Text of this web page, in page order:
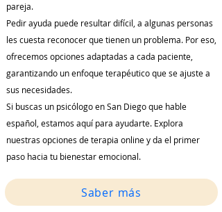
pareja.
Pedir ayuda puede resultar difícil, a algunas personas
les cuesta reconocer que tienen un problema. Por eso,
ofrecemos opciones adaptadas a cada paciente,
garantizando un enfoque terapéutico que se ajuste a
sus necesidades.
Si buscas un psicólogo en San Diego que hable
español, estamos aquí para ayudarte. Explora
nuestras opciones de terapia online y da el primer
paso hacia tu bienestar emocional.
Saber más